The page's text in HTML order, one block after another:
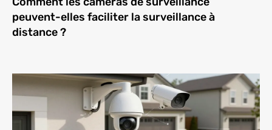
peuvent-elles faciliter la surveillance à
distance ?